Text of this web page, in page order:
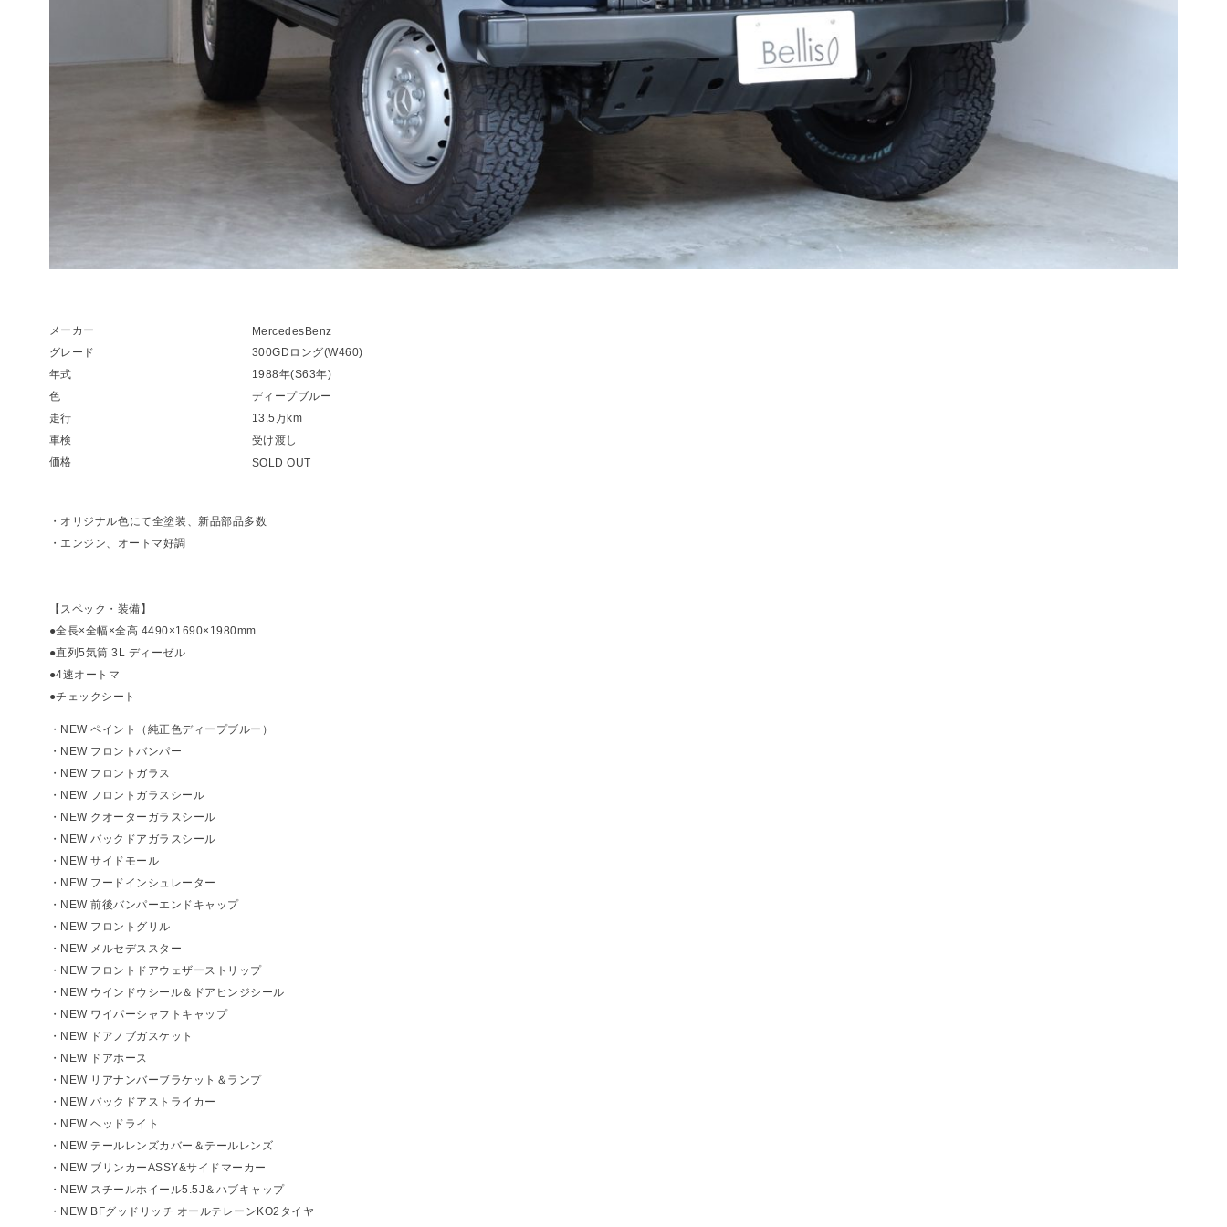
メーカー
MercedesBenz
グレード
300GDロング(W460)
年式
1988年(S63年)
色
ディープブルー
走行
13.5万km
車検
受け渡し
価格
SOLD OUT
・オリジナル色にて全塗装、新品部品多数
・エンジン、オートマ好調
【スペック・装備】
●全長×全幅×全高 4490×1690×1980mm
●直列5気筒 3L ディーゼル
●4速オートマ
●チェックシート
・NEW ペイント（純正色ディープブルー）
・NEW フロントバンパー
・NEW フロントガラス
・NEW フロントガラスシール
・NEW クオーターガラスシール
・NEW バックドアガラスシール
・NEW サイドモール
・NEW フードインシュレーター
・NEW 前後バンパーエンドキャップ
・NEW フロントグリル
・NEW メルセデススター
・NEW フロントドアウェザーストリップ
・NEW ウインドウシール＆ドアヒンジシール
・NEW ワイパーシャフトキャップ
・NEW ドアノブガスケット
・NEW ドアホース
・NEW リアナンバーブラケット＆ランプ
・NEW バックドアストライカー
・NEW ヘッドライト
・NEW テールレンズカバー＆テールレンズ
・NEW ブリンカーASSY&サイドマーカー
・NEW スチールホイール5.5J＆ハブキャップ
・NEW BFグッドリッチ オールテレーンKO2タイヤ